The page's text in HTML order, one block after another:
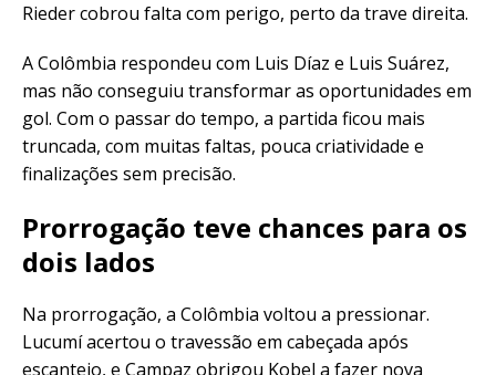
Rieder cobrou falta com perigo, perto da trave direita.
A Colômbia respondeu com Luis Díaz e Luis Suárez,
mas não conseguiu transformar as oportunidades em
gol. Com o passar do tempo, a partida ficou mais
truncada, com muitas faltas, pouca criatividade e
finalizações sem precisão.
Prorrogação teve chances para os
dois lados
Na prorrogação, a Colômbia voltou a pressionar.
Lucumí acertou o travessão em cabeçada após
escanteio, e Campaz obrigou Kobel a fazer nova